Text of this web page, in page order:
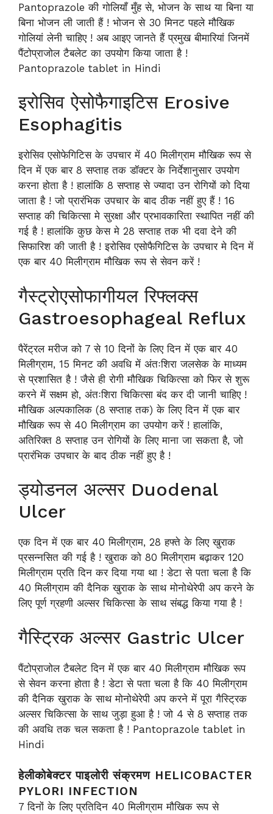
Pantoprazole की गोलियाँ मुँह से, भोजन के साथ या बिना या
बिना भोजन ली जाती हैं ! भोजन से 30 मिनट पहले मौखिक
गोलियां लेनी चाहिए ! अब आइए जानते हैं प्रमुख बीमारियां जिनमें
पैंटोप्राजोल टैबलेट का उपयोग किया जाता है !
Pantoprazole tablet in Hindi
इरोसिव ऐसोफैगाइटिस Erosive
Esophagitis
इरोसिव एसोफेगिटिस के उपचार में 40 मिलीग्राम मौखिक रूप से
दिन में एक बार 8 सप्ताह तक डॉक्टर के निर्देशानुसार उपयोग
करना होता है ! हालांकि 8 सप्ताह से ज्यादा उन रोगियों को दिया
जाता है ! जो प्रारंभिक उपचार के बाद ठीक नहीं हुए हैं ! 16
सप्ताह की चिकित्सा मे सुरक्षा और प्रभावकारिता स्थापित नहीं की
गई है ! हालांकि कुछ केस मे 28 सप्ताह तक भी दवा देने की
सिफारिश की जाती है ! इरोसिव एसोफैगिटिस के उपचार मे दिन में
एक बार 40 मिलीग्राम मौखिक रूप से सेवन करें !
गैस्ट्रोएसोफागीयल रिफ्लक्स
Gastroesophageal Reflux
पैरेंट्रल मरीज को 7 से 10 दिनों के लिए दिन में एक बार 40
मिलीग्राम, 15 मिनट की अवधि में अंतःशिरा जलसेक के माध्यम
से प्रशासित है ! जैसे ही रोगी मौखिक चिकित्सा को फिर से शुरू
करने में सक्षम हो, अंतःशिरा चिकित्सा बंद कर दी जानी चाहिए !
मौखिक अल्पकालिक (8 सप्ताह तक) के लिए दिन में एक बार
मौखिक रूप से 40 मिलीग्राम का उपयोग करें ! हालांकि,
अतिरिक्त 8 सप्ताह उन रोगियों के लिए माना जा सकता है, जो
प्रारंभिक उपचार के बाद ठीक नहीं हुए है !
ड्योडनल अल्सर Duodenal
Ulcer
एक दिन में एक बार 40 मिलीग्राम, 28 हफ्ते के लिए खुराक
प्रसन्नसित की गई है ! खुराक को 80 मिलीग्राम बढ़ाकर 120
मिलीग्राम प्रति दिन कर दिया गया था ! डेटा से पता चला है कि
40 मिलीग्राम की दैनिक खुराक के साथ मोनोथेरेपी अप करने के
लिए पूर्ण ग्रहणी अल्सर चिकित्सा के साथ संबद्ध किया गया है !
गैस्ट्रिक अल्सर Gastric Ulcer
पैंटोप्राजोल टैबलेट दिन में एक बार 40 मिलीग्राम मौखिक रूप
से सेवन करना होता है ! डेटा से पता चला है कि 40 मिलीग्राम
की दैनिक खुराक के साथ मोनोथेरेपी अप करने में पूरा गैस्ट्रिक
अल्सर चिकित्सा के साथ जुड़ा हुआ है ! जो 4 से 8 सप्ताह तक
की अवधि तक चल सकता है ! Pantoprazole tablet in
Hindi
हेलीकोबेक्टर पाइलोरी संक्रमण HELICOBACTER
PYLORI INFECTION
7 दिनों के लिए प्रतिदिन 40 मिलीग्राम मौखिक रूप से